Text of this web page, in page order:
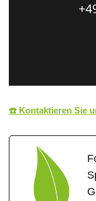
☎️ Kontaktieren Sie